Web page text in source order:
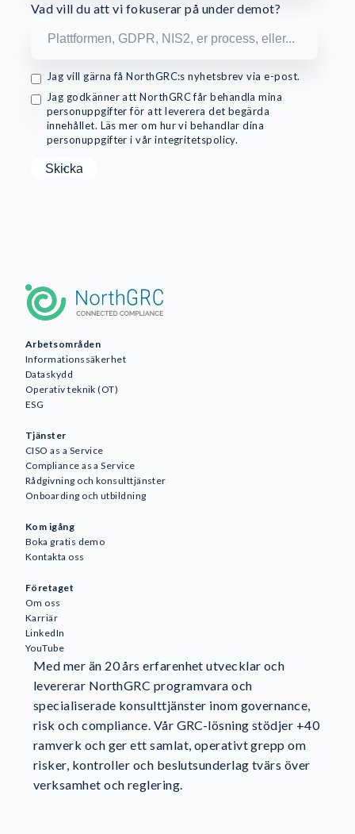
Vad vill du att vi fokuserar på under demot?
Jag vill gärna få NorthGRC:s nyhetsbrev via e-post.
Jag godkänner att NorthGRC får behandla mina
personuppgifter för att leverera det begärda
innehållet. Läs mer om hur vi behandlar dina
personuppgifter i vår integritetspolicy.
Arbetsområden
Informationssäkerhet
Dataskydd
Operativ teknik (OT)
ESG
Tjänster
CISO as a Service
Compliance as a Service
Rådgivning och konsulttjänster
Onboarding och utbildning
Kom igång
Boka gratis demo
Kontakta oss
Företaget
Om oss
Karriär
LinkedIn
YouTube
Med mer än 20 års erfarenhet utvecklar och
levererar NorthGRC programvara och
specialiserade konsulttjänster inom governance,
risk och compliance. Vår GRC-lösning stödjer +40
ramverk och ger ett samlat, operativt grepp om
risker, kontroller och beslutsunderlag tvärs över
verksamhet och reglering.